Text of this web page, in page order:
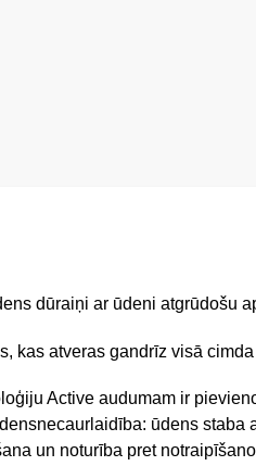
dūraiņi ar ūdeni atgrūdošu
kas atveras gandrīz visā
Active audumam ir
ūdens
un noturība pret